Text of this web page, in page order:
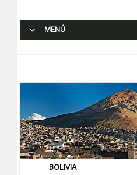
MENÚ
BOLIVIA